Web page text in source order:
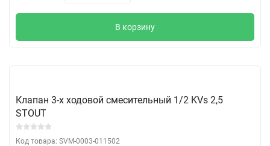
В корзину
Клапан 3-х ходовой смесительный 1/2 KVs 2,5
STOUT
Код товара: SVM-0003-011502